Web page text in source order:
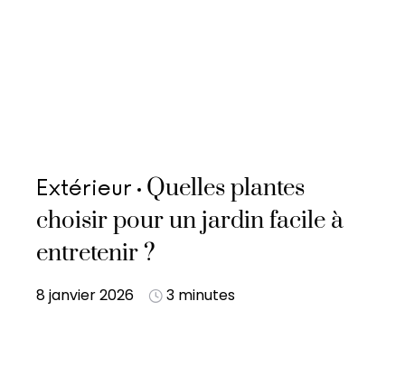
Extérieur
Quelles plantes
choisir pour un jardin facile à
entretenir ?
8 janvier 2026 3 minutes